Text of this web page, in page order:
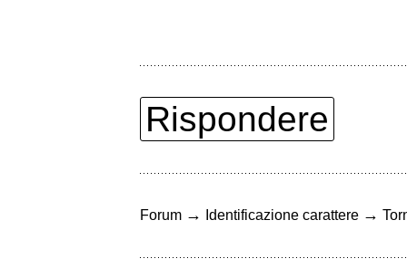
Rispondere
Forum → Identificazione carattere →